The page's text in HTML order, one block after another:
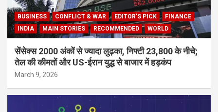
BUSINESS CONFLICT & WAR EDITOR'S PICK
FINANCE
INDIA
MAIN STORIES RECOMMENDED WORLD
सेंसेक्स 2000 अंकों से ज्यादा लुढ़का, निफ्टी 23,800 के नीचे;
तेल की कीमतों और US-ईरान युद्ध से बाजार में हड़कंप
March 9, 2026